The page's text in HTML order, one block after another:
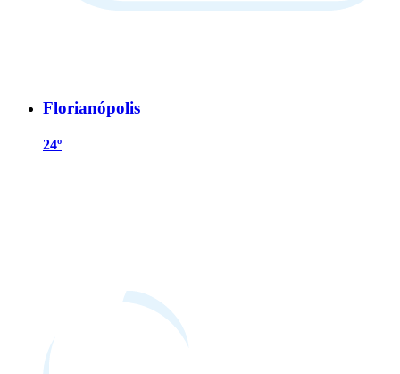
Florianópolis
24º